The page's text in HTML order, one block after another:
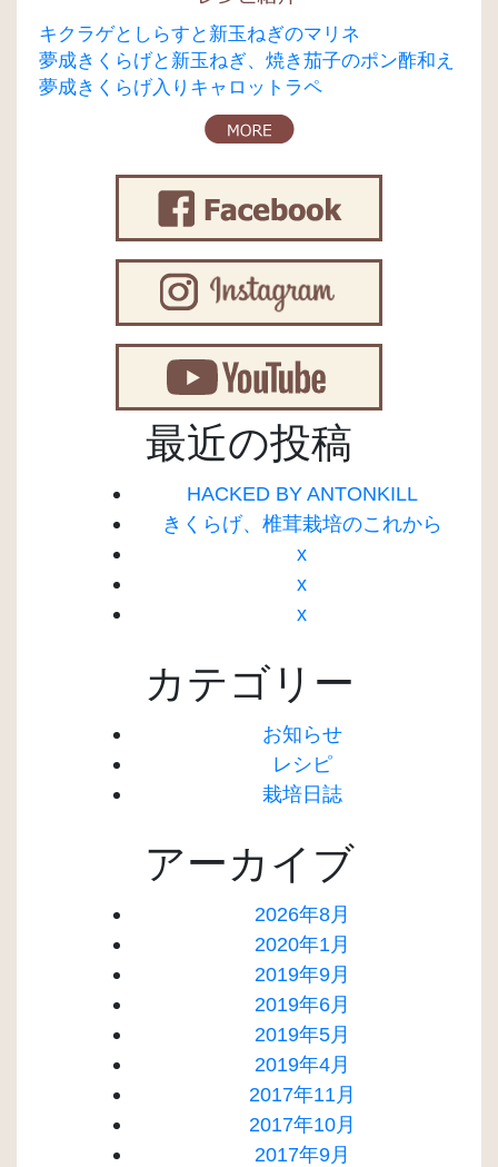
キクラゲとしらすと新玉ねぎのマリネ
夢成きくらげと新玉ねぎ、焼き茄子のポン酢和え
夢成きくらげ入りキャロットラペ
最近の投稿
HACKED BY ANTONKILL
きくらげ、椎茸栽培のこれから
x
x
x
カテゴリー
お知らせ
レシピ
栽培日誌
アーカイブ
2026年8月
2020年1月
2019年9月
2019年6月
2019年5月
2019年4月
2017年11月
2017年10月
2017年9月